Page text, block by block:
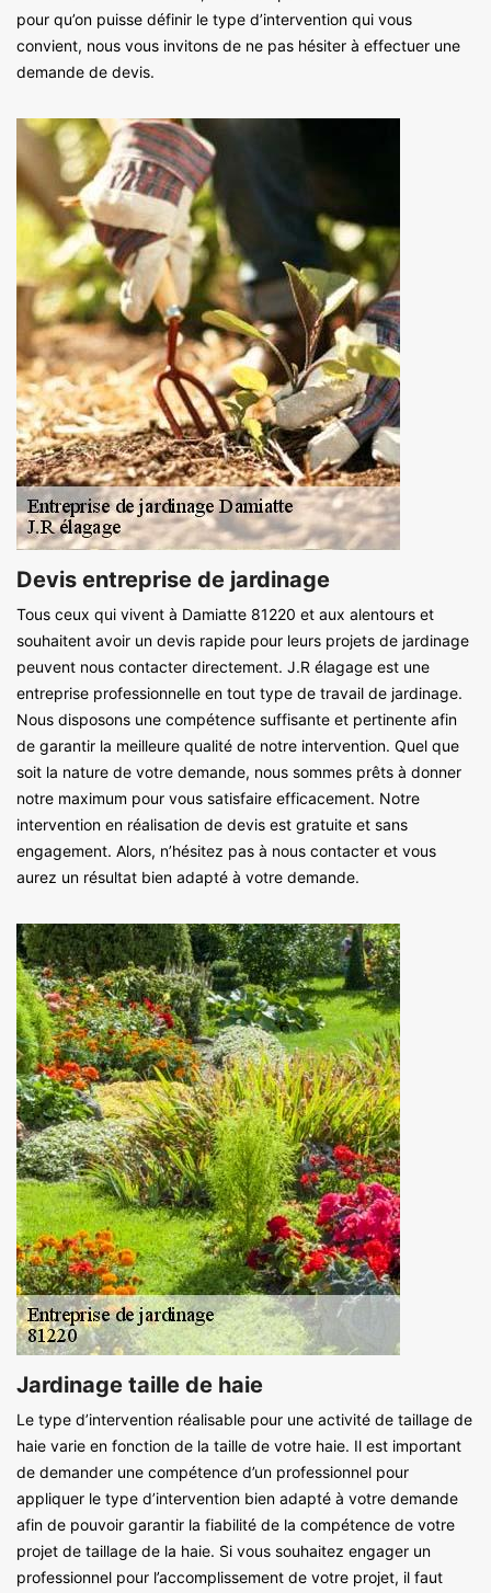
pour qu’on puisse définir le type d’intervention qui vous
convient, nous vous invitons de ne pas hésiter à effectuer une
demande de devis.
Devis entreprise de jardinage
Tous ceux qui vivent à Damiatte 81220 et aux alentours et
souhaitent avoir un devis rapide pour leurs projets de jardinage
peuvent nous contacter directement. J.R élagage est une
entreprise professionnelle en tout type de travail de jardinage.
Nous disposons une compétence suffisante et pertinente afin
de garantir la meilleure qualité de notre intervention. Quel que
soit la nature de votre demande, nous sommes prêts à donner
notre maximum pour vous satisfaire efficacement. Notre
intervention en réalisation de devis est gratuite et sans
engagement. Alors, n’hésitez pas à nous contacter et vous
aurez un résultat bien adapté à votre demande.
Jardinage taille de haie
Le type d’intervention réalisable pour une activité de taillage de
haie varie en fonction de la taille de votre haie. Il est important
de demander une compétence d’un professionnel pour
appliquer le type d’intervention bien adapté à votre demande
afin de pouvoir garantir la fiabilité de la compétence de votre
projet de taillage de la haie. Si vous souhaitez engager un
professionnel pour l’accomplissement de votre projet, il faut